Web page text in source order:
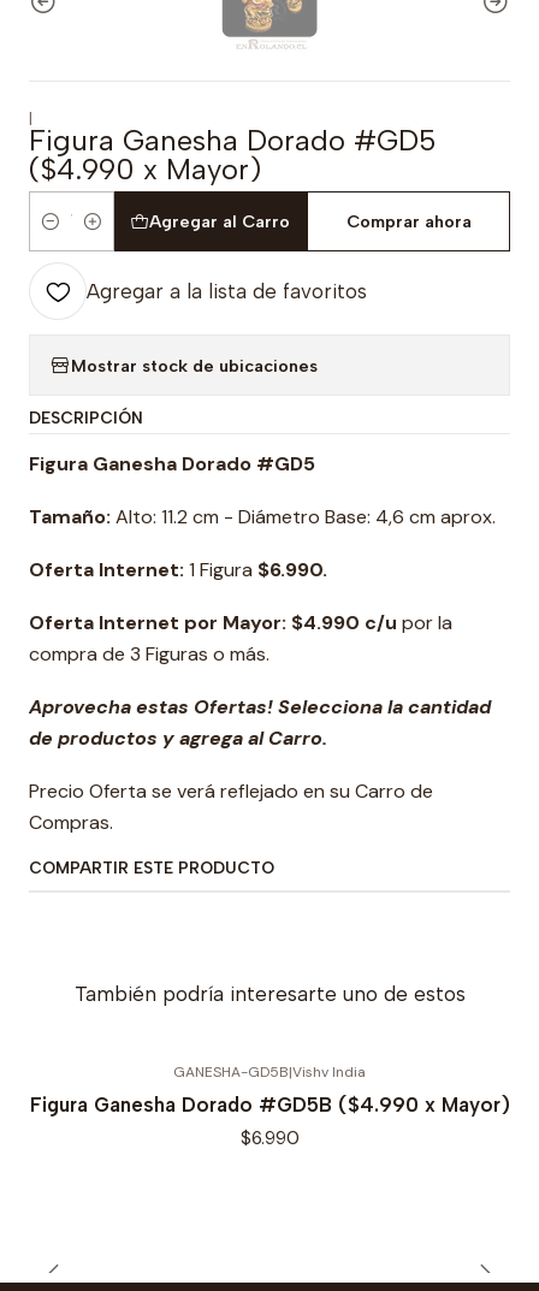
|
Figura Ganesha Dorado #GD5
($4.990 x Mayor)
Cantidad
Agregar al Carro Comprar ahora
Agregar a la lista de favoritos
Mostrar stock de ubicaciones
DESCRIPCIÓN
Figura Ganesha Dorado #GD5
Tamaño: Alto: 11.2 cm - Diámetro Base: 4,6 cm aprox.
Oferta Internet: 1 Figura $6.990.
Oferta Internet por Mayor: $4.990 c/u por la
compra de 3 Figuras o más.
Aprovecha estas Ofertas! Selecciona la cantidad
de productos y agrega al Carro.
Precio Oferta se verá reflejado en su Carro de
Compras.
COMPARTIR ESTE PRODUCTO
También podría interesarte uno de estos
GANESHA-GD5B|Vishv India
Figura Ganesha Dorado #GD5B ($4.990 x Mayor)
$6.990